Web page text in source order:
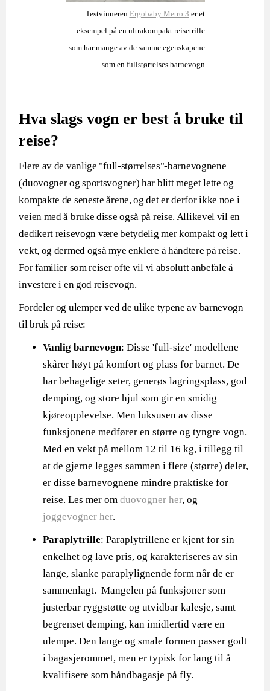
Testvinneren Ergobaby Metro 3 er et
eksempel på en ultrakompakt reisetrille
som har mange av de samme egenskapene
som en fullstørrelses barnevogn
Hva slags vogn er best å bruke til
reise?
Flere av de vanlige "full-størrelses"-barnevognene
(duovogner og sportsvogner) har blitt meget lette og
kompakte de seneste årene, og det er derfor ikke noe i
veien med å bruke disse også på reise. Allikevel vil en
dedikert reisevogn være betydelig mer kompakt og lett i
vekt, og dermed også mye enklere å håndtere på reise.
For familier som reiser ofte vil vi absolutt anbefale å
investere i en god reisevogn.
Fordeler og ulemper ved de ulike typene av barnevogn
til bruk på reise:
Vanlig barnevogn: Disse 'full-size' modellene
skårer høyt på komfort og plass for barnet. De
har behagelige seter, generøs lagringsplass, god
demping, og store hjul som gir en smidig
kjøreopplevelse. Men luksusen av disse
funksjonene medfører en større og tyngre vogn.
Med en vekt på mellom 12 til 16 kg, i tillegg til
at de gjerne legges sammen i flere (større) deler,
er disse barnevognene mindre praktiske for
reise. Les mer omduovogner her, og
joggevogner her.
Paraplytrille: Paraplytrillene er kjent for sin
enkelhet og lave pris, og karakteriseres av sin
lange, slanke paraplylignende form når de er
sammenlagt. Mangelen på funksjoner som
justerbar ryggstøtte og utvidbar kalesje, samt
begrenset demping, kan imidlertid være en
ulempe. Den lange og smale formen passer godt
i bagasjerommet, men er typisk for lang til å
kvalifisere som håndbagasje på fly.